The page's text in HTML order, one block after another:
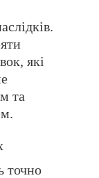
які
та
точно